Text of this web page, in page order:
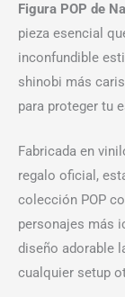
Figura POP de
pieza esencial
inconfundible
shinobi más
para proteger tu
Fabricada en
regalo oficial,
colección POP
personajes más
diseño adorable
cualquier setup